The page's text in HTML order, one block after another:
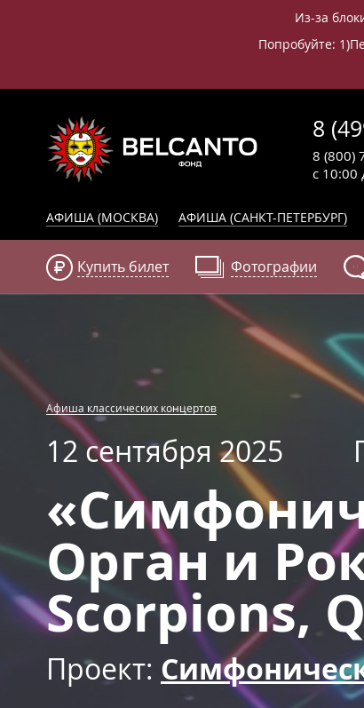
Из-за
Попробуйте:
8
с 10:00
8 (800)
АФИША (МОСКВА) АФИША (САНКТ-ПЕТЕРБУРГ)
Купить билет Фотографии
Афиша классических концертов
12 сентября 2025
Орган и
Scorpions,
Проект: